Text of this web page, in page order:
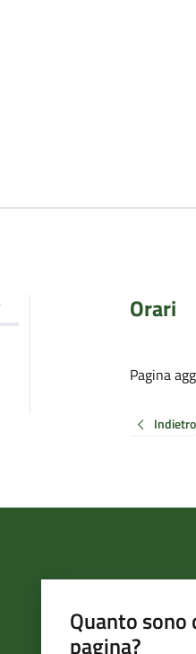
Orari
Pagina
Indietro
Quanto
pagina?